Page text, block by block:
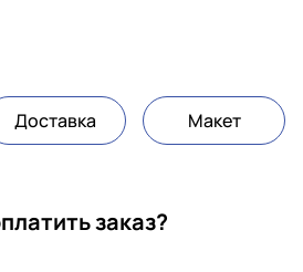
Доставка Макет
заказ?